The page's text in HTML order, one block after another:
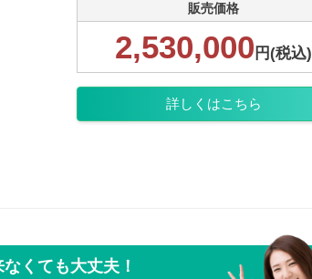
販売価格
2,530,000 円(税込)
詳しくはこちら
くても大丈夫！